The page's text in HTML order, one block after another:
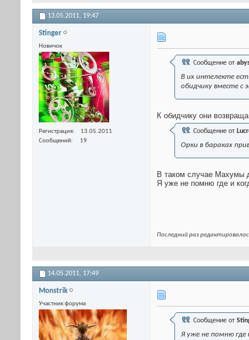
13.05.2011, 19:47
Stinger
Новичок
Регистрация
13.05.2011
Сообщений
19
Сообщение от
В их интелекте
обидчику вместе с
К обидчику они
Сообщение от
Орки в бараках
В таком случае Махумы
Я уже не помню где и
Последний раз
14.05.2011, 17:49
Monstrik
Участник форума
Сообщение от
Я уже не помню где